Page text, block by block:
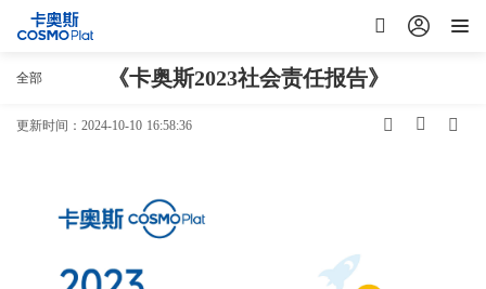
全部 《卡奥斯2023社会责任报告》
文档 《卡奥斯2023社会责任报告》
更新时间：2024-10-10 16:58:36